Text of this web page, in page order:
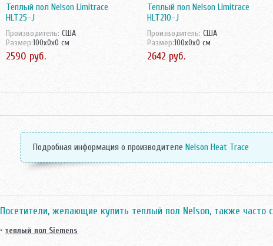
Теплый пол Nelson Limitrace
HLT25-J
Производитель: США
Размер:100x0x0 см
2590 руб.
Теплый пол Nelson Limitrace
HLT210-J
Производитель: США
Размер:100x0x0 см
2642 руб.
Подробная информация о производителе Nelson Heat Trace
Посетители, желающие купить теплый пол Nelson, также часто
• теплый пол Siemens